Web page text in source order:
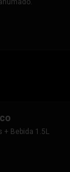
+ Bebida 1.5L